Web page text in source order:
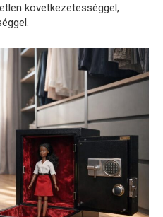
következetességgel,